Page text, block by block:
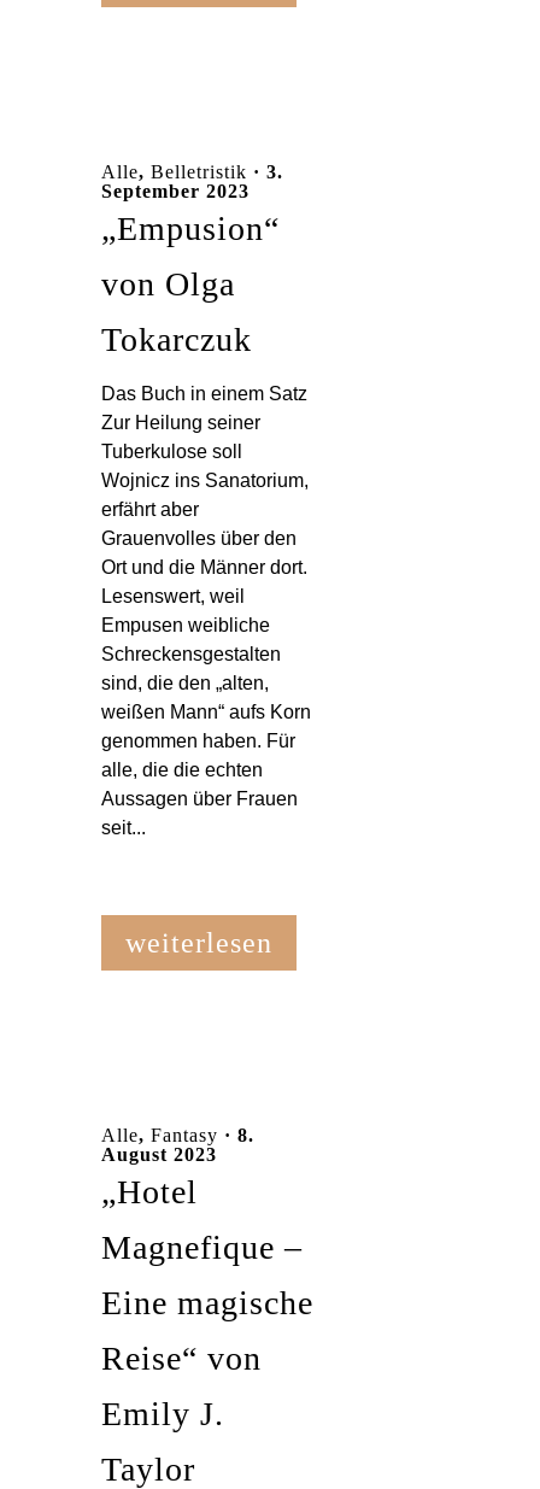
Alle, Belletristik · 3.
September 2023
„Empusion“
von Olga
Tokarczuk
Das Buch in einem Satz
Zur Heilung seiner
Tuberkulose soll
Wojnicz ins Sanatorium,
erfährt aber
Grauenvolles über den
Ort und die Männer dort.
Lesenswert, weil
Empusen weibliche
Schreckensgestalten
sind, die den „alten,
weißen Mann“ aufs Korn
genommen haben. Für
alle, die die echten
Aussagen über Frauen
seit...
weiterlesen
Alle, Fantasy · 8.
August 2023
„Hotel
Magnefique –
Eine magische
Reise“ von
Emily J.
Taylor